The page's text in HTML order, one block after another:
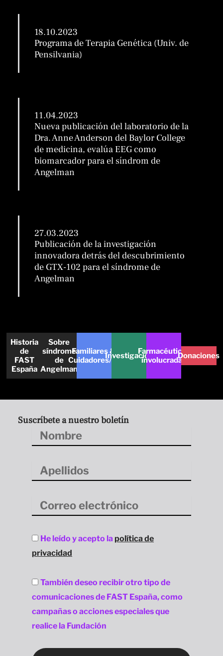
18.10.2023
Programa de Terapia Genética (Univ. de
Pensilvania)
11.04.2023
Nueva publicación del laboratorio de la
Dra. Anne Anderson del Baylor College
de medicina, evalúa EEG como
biomarcador para el síndrom de
Angelman
27.03.2023
Publicación de la investigación
innovadora detrás del descubrimiento
de GTX-102 para el síndrome de
Angelman
Historia
de
FAST
España
Sobre
síndrome
de
Angelman
Familiares &
Cuidadores/asInvestigaciónFarmacéuticas
involucradasDonaciones
Suscríbete a nuestro boletín
Nombre
Apellidos
Correo
electrónico
Aceptación
He leído y acepto la política de
privacidad
Aceptación
También deseo recibir otro tipo de
comunicaciones de FAST España, como
campañas o acciones especiales que
realice la Fundación